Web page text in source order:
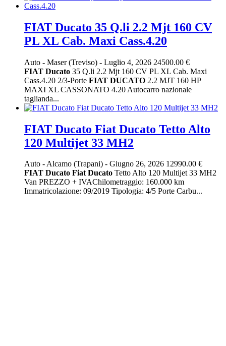
FIAT Ducato 35 Q.li 2.2 Mjt 160 CV
PL XL Cab. Maxi Cass.4.20
Auto - Maser (Treviso) - Luglio 4, 2026 24500.00 €
FIAT Ducato 35 Q.li 2.2 Mjt 160 CV PL XL Cab. Maxi
Cass.4.20 2/3-Porte FIAT DUCATO 2.2 MJT 160 HP
MAXI XL CASSONATO 4.20 Autocarro nazionale
taglianda...
FIAT Ducato Fiat Ducato Tetto Alto
120 Multijet 33 MH2
Auto -Alcamo (Trapani) - Giugno 26, 2026 12990.00 €
FIAT Ducato Fiat Ducato Tetto Alto 120 Multijet 33 MH2
Van PREZZO + IVAChilometraggio: 160.000 km
Immatricolazione: 09/2019 Tipologia: 4/5 Porte Carbu...